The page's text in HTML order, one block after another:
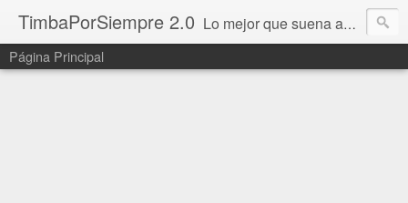
TimbaPorSiempre 2.0 Lo mejor que suena ahora!!!
Página Principal